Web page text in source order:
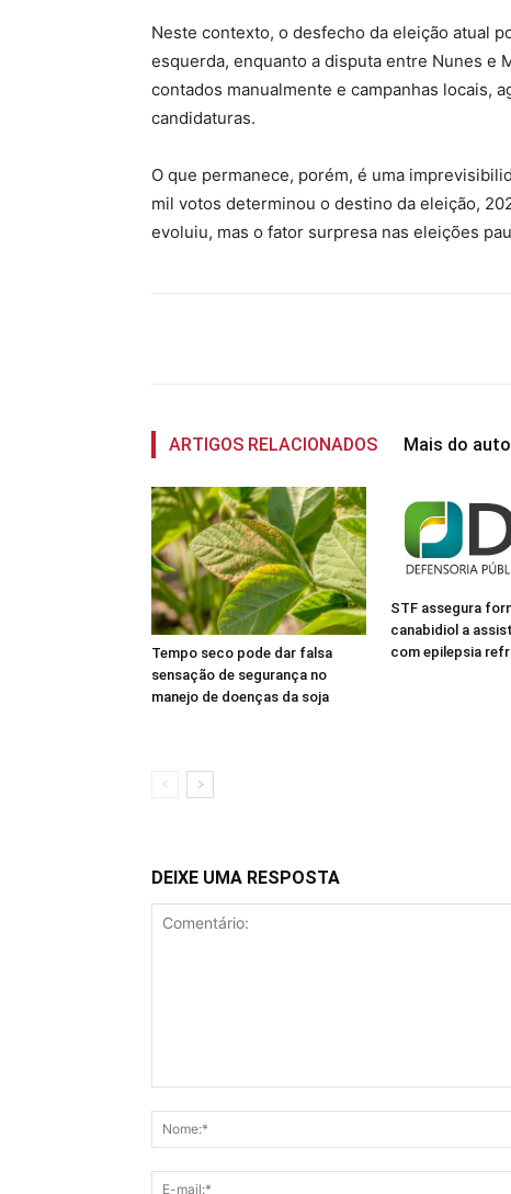
Neste contexto, o desfecho da eleição atual
esquerda, enquanto a disputa entre Nunes e
contados manualmente e campanhas locais,
candidaturas.
O que permanece, porém, é uma
mil votos determinou o destino da eleição,
evoluiu, mas o fator surpresa nas eleições
ARTIGOS RELACIONADOS Mais do
Tempo seco pode dar falsa
sensação de segurança no
manejo de doenças da soja
STF assegura
canabidiol a
com epilepsia
DEIXE UMA RESPOSTA